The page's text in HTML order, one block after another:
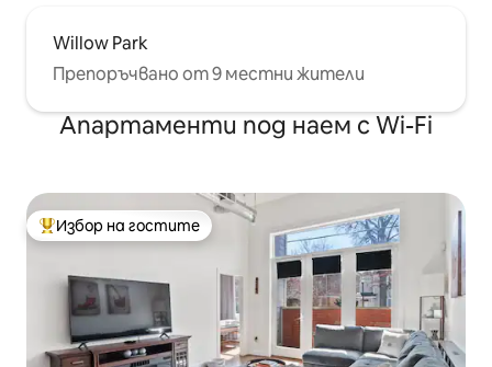
Willow Park
Препоръчвано от 9 местни жители
Апартаменти под наем с Wi-Fi
Най-популярен избор на гостите
Избор на гостите